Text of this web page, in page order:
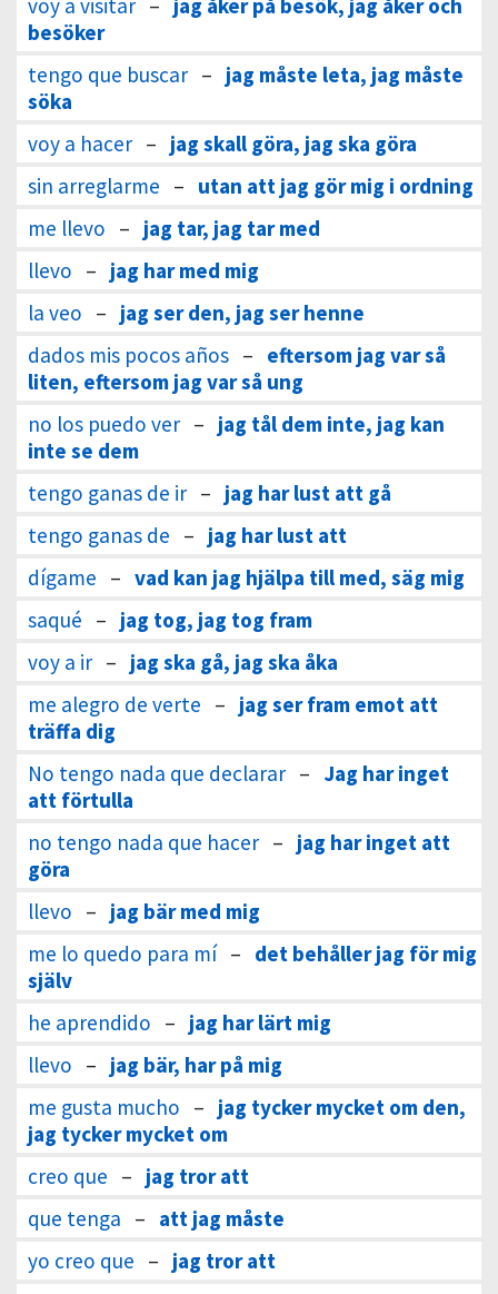
voy a visitar – jag åker på besök, jag åker och
besöker
tengo que buscar – jag måste leta, jag måste
söka
voy a hacer – jag skall göra, jag ska göra
sin arreglarme – utan att jag gör mig i ordning
me llevo – jag tar, jag tar med
llevo – jag har med mig
la veo – jag ser den, jag ser henne
dados mis pocos años – eftersom jag var så
liten, eftersom jag var så ung
no los puedo ver – jag tål dem inte, jag kan
inte se dem
tengo ganas de ir – jag har lust att gå
tengo ganas de – jag har lust att
dígame – vad kan jag hjälpa till med, säg mig
saqué – jag tog, jag tog fram
voy a ir – jag ska gå, jag ska åka
me alegro de verte – jag ser fram emot att
träffa dig
No tengo nada que declarar – Jag har inget
att förtulla
no tengo nada que hacer – jag har inget att
göra
llevo – jag bär med mig
me lo quedo para mí – det behåller jag för mig
själv
he aprendido – jag har lärt mig
llevo – jag bär, har på mig
me gusta mucho – jag tycker mycket om den,
jag tycker mycket om
creo que – jag tror att
que tenga – att jag måste
yo creo que – jag tror att